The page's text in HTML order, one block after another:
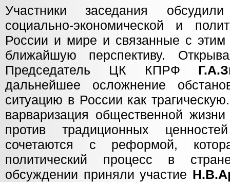
Участники заседания
социально-экономической и
России и мире и связанные с этим
ближайшую перспективу.
Председатель ЦК КПРФ
дальнейшее осложнение
ситуацию в России как
варваризация общественной
против традиционных
сочетаются с реформой,
политический процесс в
обсуждении приняли участие